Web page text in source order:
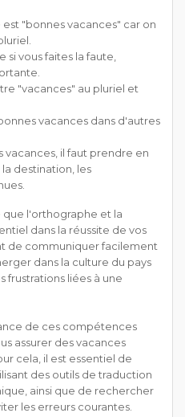
"bonnes vacances" car on
si vous faites la faute,
"vacances" au pluriel et
vacances dans d'autres
vacances, il faut prendre en
destination, les
que l'orthographe et la
dans la réussite de vos
de communiquer facilement
dans la culture du pays
frustrations liées à une
de ces compétences
assurer des vacances
cela, il est essentiel de
des outils de traduction
ainsi que de rechercher
les erreurs courantes.